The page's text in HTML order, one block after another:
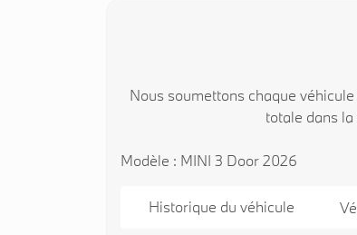
Nous soumettons chaque
totale dans
Modèle : MINI 3 Door 2026
Historique du véhicule